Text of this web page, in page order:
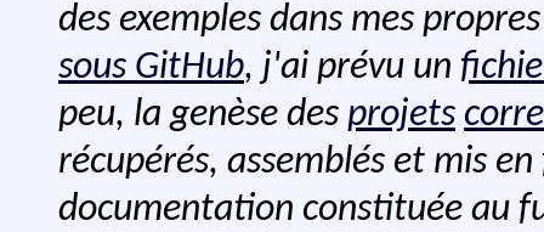
des exemples dans mes
sous GitHub, j'ai prévu un
peu, la genèse des projets
récupérés, assemblés et mis
documentation constituée au